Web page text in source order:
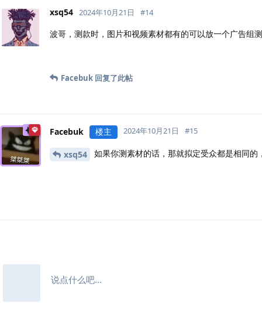
xsq54 2024年10月21日 #14
波哥，测款时，图片和视频素材都有的可以放一个广告组
Facebuk 回复了此帖
Facebuk 楼主 2024年10月21日 #15
xsq54 如果你测素材的话，那就拟定受众都是相同的
说点什么吧...